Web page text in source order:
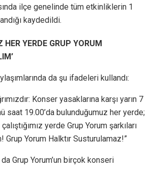
ilçe genelinde tüm etkinliklerin 1
kaydedildi.
HER YERDE GRUP YORUM
da şu ifadeleri kullandı:
Konser yasaklarına karşı yarın 7
saat 19.00’da bulunduğumuz her yerde;
yerde Grup Yorum şarkıları
Grup Yorum Halktır Susturulamaz!”
Grup Yorum’un birçok konseri